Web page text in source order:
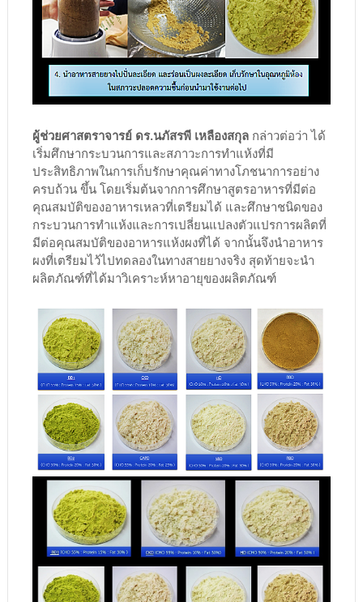
ผู้ช่วยศาสตราจารย์ ดร.นภัสรพี เหลืองสกุลกล่าวต่อว่า ได้
เริ่มศึกษากระบวนการและสภาวะการทำแห้งที่มี
ประสิทธิภาพในการเก็บรักษาคุณค่าทางโภชนาการอย่าง
ครบถ้วน ขึ้น โดยเริ่มต้นจากการศึกษาสูตรอาหารที่มีต่อ
คุณสมบัติของอาหารเหลวที่เตรียมได้ และศึกษาชนิดของ
กระบวนการทำแห้งและการเปลี่ยนแปลงตัวแปรการผลิตที่
มีต่อคุณสมบัติของอาหารแห้งผงที่ได้ จากนั้นจึงนำอาหาร
ผงที่เตรียมไว้ไปทดลองในทางสายยางจริง สุดท้ายจะนำ
ผลิตภัณฑ์ที่ได้มาวิเคราะห์หาอายุของผลิตภัณฑ์